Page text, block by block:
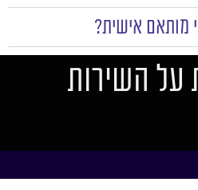
מותאם אישית?
על השירות